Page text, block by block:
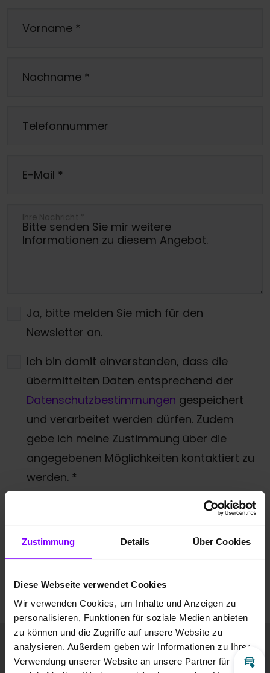
Zustimmung Details Über Cookies
Diese Webseite verwendet Cookies
Wir verwenden Cookies, um Inhalte und Anzeigen zu
personalisieren, Funktionen für soziale Medien anbieten
zu können und die Zugriffe auf unsere Website zu
analysieren. Außerdem geben wir Informationen zu Ihrer
Verwendung unserer Website an unsere Partner für
Vorname *
Nachname *
Telefonnummer
E-Mail *
Ihre Nachricht *
Ja, bitte melden Sie mich für den
Newsletter an.
Ich bin damit einverstanden, dass die
übermittelten Daten entsprechend der
Datenschutzbestimmungen gespeichert
und verarbeitet werden dürfen. Zudem
gebe ich meine Zustimmung über die
angegebenen Möglichkeiten kontaktiert zu
werden. *
Hier klicken
Anfrage absenden
Fahrzeugbilder